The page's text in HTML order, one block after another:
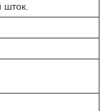
шток.